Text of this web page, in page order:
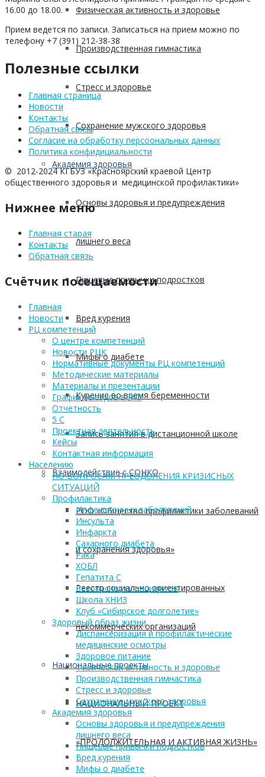
Физическая активность и здоровье
Производственная гимнастика
Стресс и здоровье
Сохранение мужского здоровья
Академия здоровья
Основы здоровья и предупреждения
лишнего веса
Пищевые привычки подростков
Вред курения
Мифы о диабете
Курение во время беременности
Запись занятия в дистанционной школе
Взаимодействие с СОНКО
РОО «Общество профилактики заболеваний
и сохранения здоровья»
Реестр социально ориентированных
некоммерческих организаций
Национальные проекты
НАЦИОНАЛЬНЫЙ ПРОЕКТ
«ПРОДОЛЖИТЕЛЬНАЯ И АКТИВНАЯ ЖИЗНЬ»
16.00 до 18.00.
Прием ведется по записи. Записаться на прием можно по
телефону +7 (391) 212-38-38
Полезные ссылки
Главная страница
Новости
Контакты
Обратная связь
Согласие на обработку персоональных данных
Политика конфидициальности
© 2012-2024 КГБУЗ «Красноярский краевой Центр
общественного здоровья и медицинской профилактики»
Нижнее меню
Главная старая
Контакты
Обратная связь
Счётчик посещаемости
Главная
Новости
РЦ компетенций
О центре компетенций
Новости РЦК
Нормативные документы РЦ компетенций
Методические материалы
Материалы и презентации
График выездов в МО
Отчетность
5 С
Проектная деятельность
Кейсы
Контактная информация
Населению
ПО ВОПРОСАМ ПРЕОДОЛЕНИЯ КРИЗИСНЫХ
СИТУАЦИЙ
Профилактика
Инфекционных заболеваний
Инсульта
Инфаркта
Сахарного диабета
Рака
ХОБЛ
Гепатита С
Безопасность пациентов
Школа ХНИЗ
Клуб «Сибирское долголетие»
Здоровый образ жизни
Диспансеризация и профилактические
медицинские осмотры
Здоровое питание
Физическая активность и здоровье
Производственная гимнастика
Стресс и здоровье
Сохранение мужского здоровья
Академия здоровья
Основы здоровья и предупреждения
лишнего веса
Пищевые привычки подростков
Вред курения
Мифы о диабете